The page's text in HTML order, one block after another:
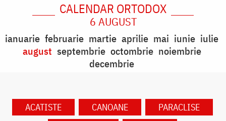
CALENDAR ORTODOX
6 AUGUST
ianuarie februarie martie aprilie mai iunie iulie
august septembrie octombrie noiembrie
decembrie
ACATISTE CANOANE
PARACLISE